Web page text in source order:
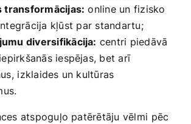
transformācijas: online ‌un fizisko
kļūst⁢ par standartu;
diversifikācija: centri piedāvā
iespējas, bet arī
⁣izklaides un kultūras
atspoguļo patērētāju vēlmi ⁣pēc